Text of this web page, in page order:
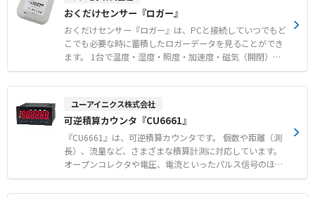
ォールでのポート開放が不要で、現場のデバイス設定を変
更することなく導入可能です。 さらに、さまざまなプロト
コルでデバイスからデータを集め、クラウドに転送するデ
ータ収集機能も備えています。 【特徴】 ●ポート開放が
不要で現場ネットワークのセキュリティを維持した簡単導
入 ●強力な暗号化と多要素認証をはじめ、第三者機関の安
全性認証を取得した高いセキュリティ水準 ●各種プロトコ
能 【用途・事例】 ●ファイアウォール内部のPLCやカメラ
など産業用デバイスへの安全なリモートアクセス ●現場デ
バイスからのデータ収集とAWSやAzureなどクラウド環境
への転送 ●SECOMEAクラウド上でのデータ可視化および
分析ツールを通じた活用
おくだけセンサー『ロガー』
おくだけセンサー『ロガー』は、PCと接続していつでもど
こでも必要な時に蓄積したロガーデータを見ることができ
ます。 1台で温度・湿度・照度・加速度・磁気（開閉）デ
ータの取得が可能です。 また、おくだけセンサーリンク
は、置きたい場所や設備に「おくだけ」でIoT化を実現し
データを一定間隔で読み取り、内部のフラッシュメモリに
センサーデータを保存します。 ●センサーデータ 最短1
0msec～、最大約3万ポイントのセンサーデータを記録す
ることが可能です。 （例.加速度センサー（3軸）のデー
タを、1sec周期で約24時間分を蓄積可能） ●保存 ログ
データは、PC接続して「おくだけアシスタントツール」で
エクスポートし、CSVファイル化することも可能です。
ユーアイニクス株式会社
可逆積算カウンタ『CU6661』
『CU6661』は、可逆積算カウンタです。 個数や距離（測
長）、流量など、さまざまな積算計測に対応しています。
オープンコレクタや電圧、電流といったパルス信号のほ
か、交流電圧信号やラインレシーバ信号など、多様なセン
サー信号を受信可能です。 単相1MHz、90度位相差入力25